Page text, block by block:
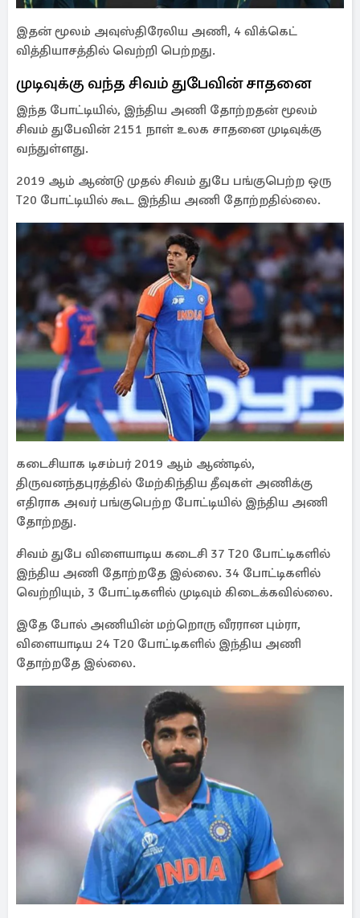
இதன் மூலம் அவுஸ்திரேலிய அணி, 4 விக்கெட்
வித்தியாசத்தில் வெற்றி பெற்றது.
முடிவுக்கு வந்த சிவம் துபேவின் சாதனை
இந்த போட்டியில், இந்திய அணி தோற்றதன் மூலம்
சிவம் துபேவின் 2151 நாள் உலக சாதனை முடிவுக்கு
வந்துள்ளது.
2019 ஆம் ஆண்டு முதல் சிவம் துபே பங்குபெற்ற ஒரு
T20 போட்டியில் கூட இந்திய அணி தோற்றதில்லை.
கடைசியாக டிசம்பர் 2019 ஆம் ஆண்டில்,
திருவனந்தபுரத்தில் மேற்கிந்திய தீவுகள் அணிக்கு
எதிராக அவர் பங்குபெற்ற போட்டியில் இந்திய அணி
தோற்றது.
சிவம் துபே விளையாடிய கடைசி 37 T20 போட்டிகளில்
இந்திய அணி தோற்றதே இல்லை. 34 போட்டிகளில்
வெற்றியும், 3 போட்டிகளில் முடிவும் கிடைக்கவில்லை.
இதே போல் அணியின் மற்றொரு வீரரான பும்ரா,
விளையாடிய 24 T20 போட்டிகளில் இந்திய அணி
தோற்றதே இல்லை.